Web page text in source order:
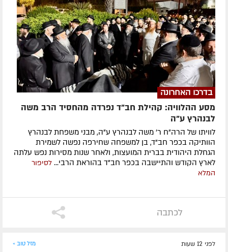
בדרכו האחרונה
מסע ההלוויה: קהילת חב"ד נפרדה מהחסיד הרב משה
לבנהרץ ע"ה
לוויתו של הרה"ח ר' משה לבנהרץ ע"ה, מבני משפחת לבנהרץ
הוותיקה בכפר חב"ד, בן למשפחה שחירפה נפשה לשמירת
הגחלת היהודית בברית המועצות, ולאחר שנות מסירות נפש עלתה
לארץ הקודש והתיישבה בכפר חב"ד בהוראת הרבי... לסיפור
המלא
לכתבה
לפני 12 שעות מזל טוב »